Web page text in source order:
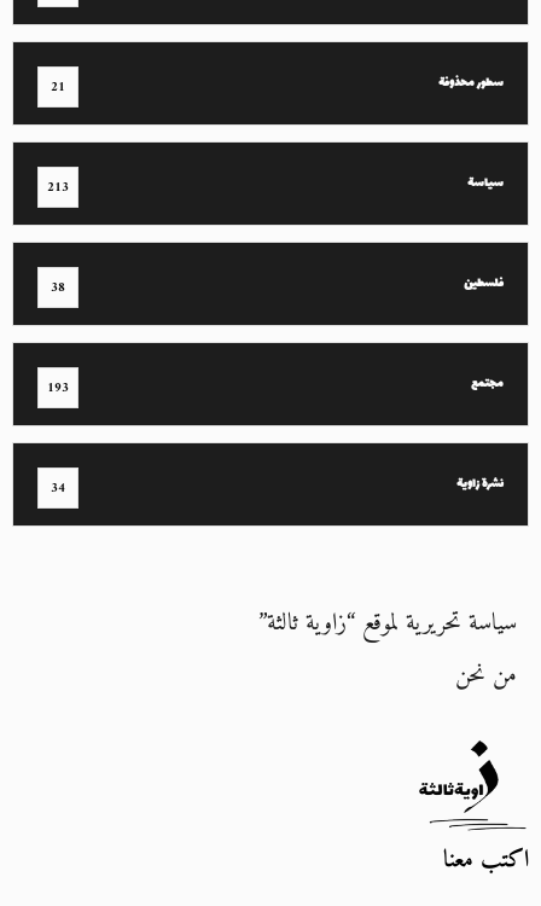
سطور محذوفة 21
سياسة 213
فلسطين 38
مجتمع 193
نشرة زاوية 34
سياسة تحريرية لموقع “زاوية ثالثة”
من نحن
اكتب معنا